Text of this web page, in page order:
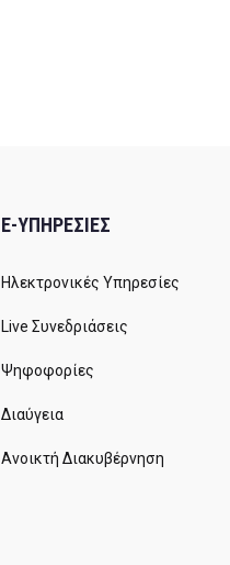
E-ΥΠΗΡΕΣΙΕΣ
Ηλεκτρονικές Υπηρεσίες
Live Συνεδριάσεις
Ψηφοφορίες
Διαύγεια
Ανοικτή Διακυβέρνηση